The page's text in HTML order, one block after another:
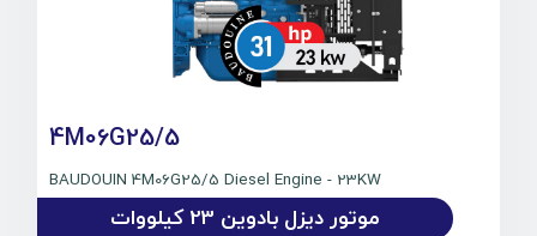
4M06G25/5
BAUDOUIN 4M06G25/5 Diesel Engine - 23KW
موتور دیزل بادوین 23 کیلووات